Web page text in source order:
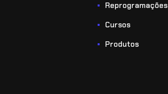
Reprogramações
Cursos
Produtos